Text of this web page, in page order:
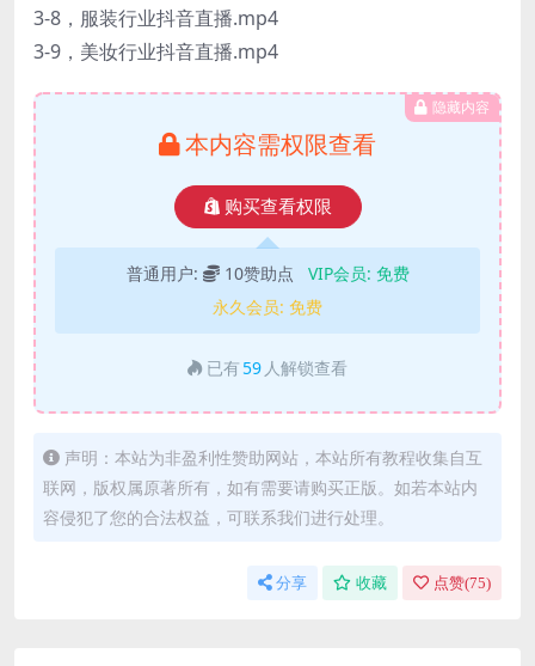
3-8，服装行业抖音直播.mp4
3-9，美妆行业抖音直播.mp4
隐藏内容
本内容需权限查看
购买查看权限
普通用户: 10赞助点 VIP会员: 免费
永久会员: 免费
已有 59 人解锁查看
声明：本站为非盈利性赞助网站，本站所有教程收集自互
联网，版权属原著所有，如有需要请购买正版。如若本站内
容侵犯了您的合法权益，可联系我们进行处理。
分享 收藏 点赞(75)